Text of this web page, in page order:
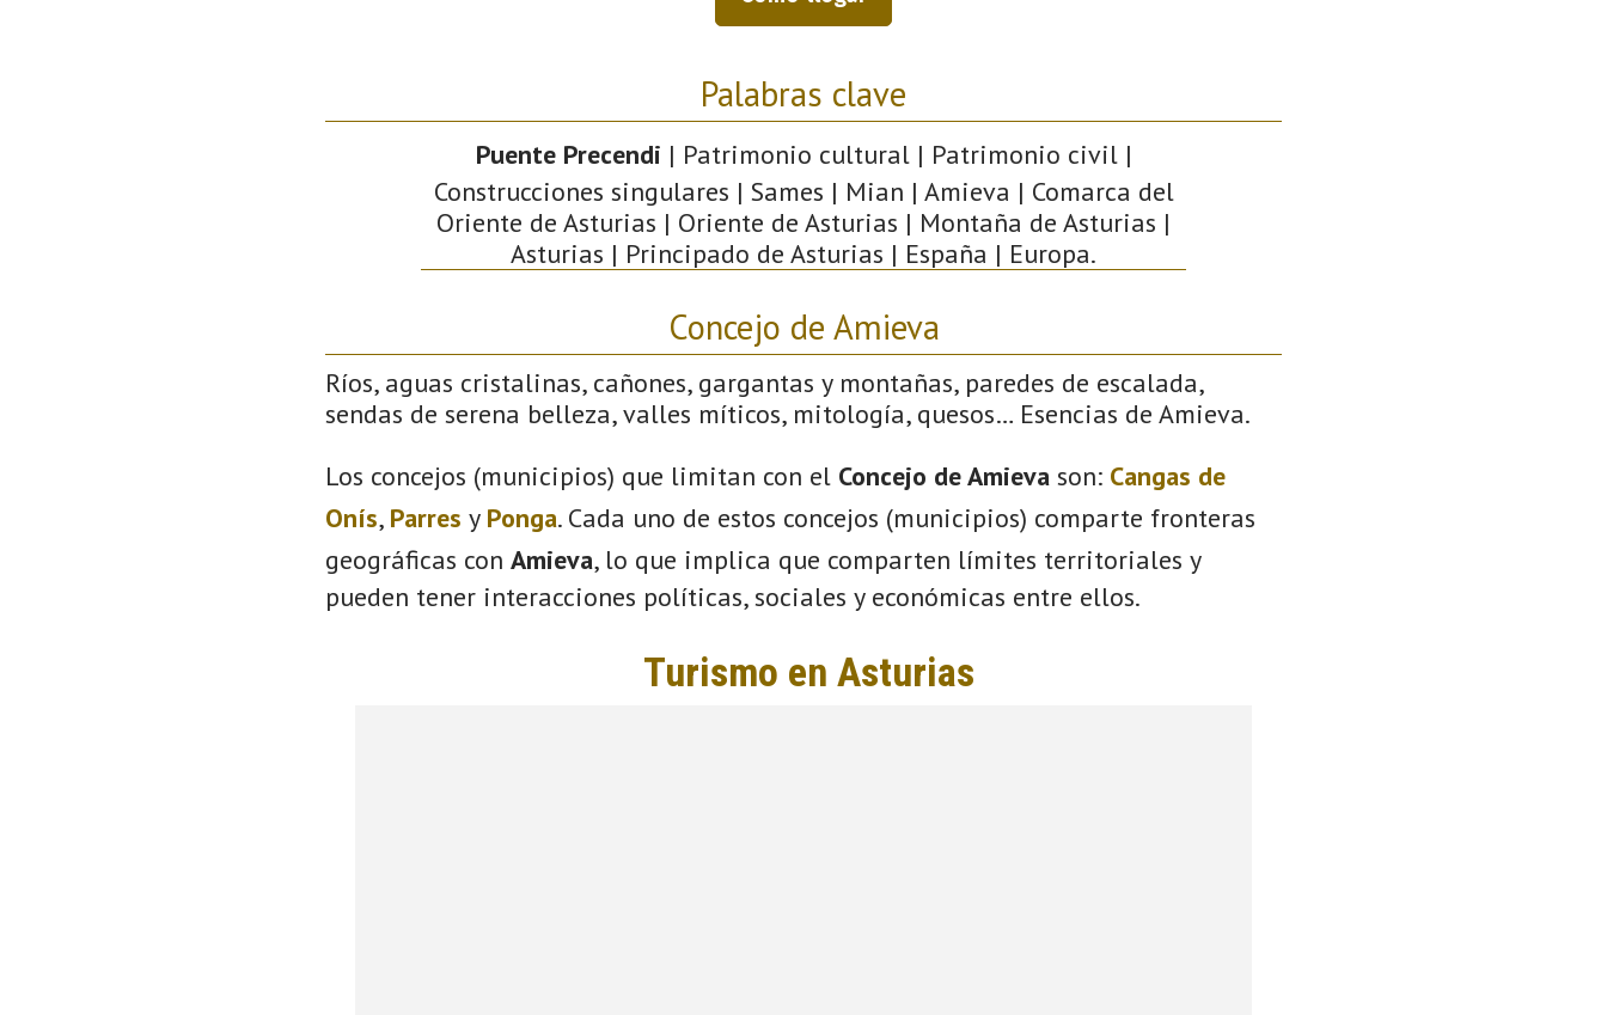
Palabras clave
Puente Precendi | Patrimonio cultural | Patrimonio civil |
Construcciones singulares | Sames | Mian | Amieva | Comarca del
Oriente de Asturias | Oriente de Asturias | Montaña de Asturias |
Asturias | Principado de Asturias | España | Europa.
Concejo de Amieva
Ríos, aguas cristalinas, cañones, gargantas y montañas, paredes de escalada,
sendas de serena belleza, valles míticos, mitología, quesos… Esencias de Amieva.
Los concejos (municipios) que limitan con el Concejo de Amieva son: Cangas de
Onís, Parres y Ponga. Cada uno de estos concejos (municipios) comparte fronteras
geográficas con Amieva, lo que implica que comparten límites territoriales y
pueden tener interacciones políticas, sociales y económicas entre ellos.